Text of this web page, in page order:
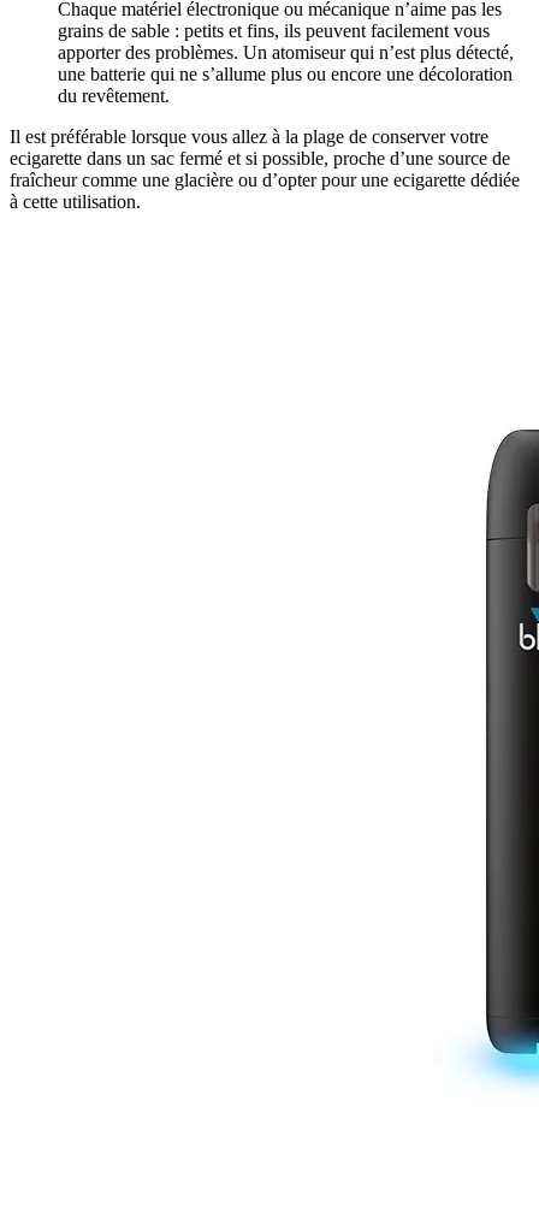
Chaque matériel électronique ou mécanique n’aime pas les
grains de sable : petits et fins, ils peuvent facilement vous
apporter des problèmes. Un atomiseur qui n’est plus détecté,
une batterie qui ne s’allume plus ou encore une décoloration
du revêtement.
Il est préférable lorsque vous allez à la plage de conserver votre
ecigarette dans un sac fermé et si possible, proche d’une source de
fraîcheur comme une glacière ou d’opter pour une ecigarette dédiée
à cette utilisation.